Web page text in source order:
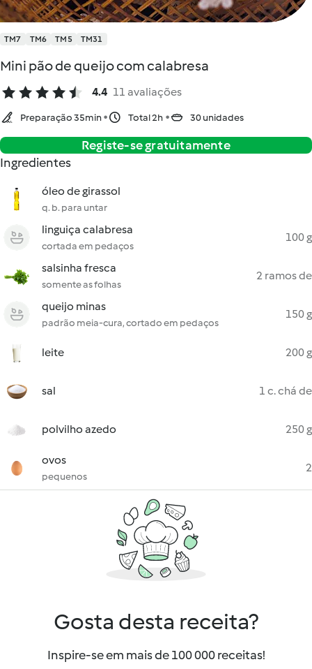
TM7 TM6 TM5 TM31
Mini pão de queijo com calabresa
4.4 11 avaliações
Preparação 35min Total 2h 30 unidades
Registe-se gratuitamente
Ingredientes
óleo de girassol
q. b. para untar
linguiça calabresa
cortada em pedaços
100 g
salsinha fresca
somente as folhas
2 ramos de
queijo minas
padrão meia-cura, cortado em pedaços
150 g
leite 200 g
sal 1 c. chá de
polvilho azedo 250 g
ovos
pequenos
2
Gosta desta receita?
Inspire-se em mais de 100 000 receitas!